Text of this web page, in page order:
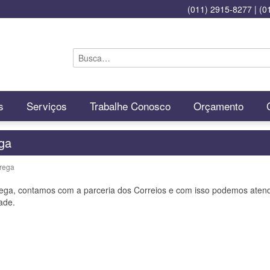
(011) 2915-8277 |
Serviços Trabalhe Conosco Orçamento
contamos com a parceria dos Correios e com isso podemos